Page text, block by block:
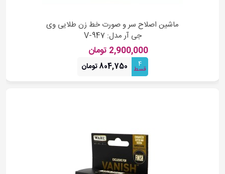
ماشین اصلاح سر و صورت خط زن طلایی وی
جی آر مدل: V-947
2,900,000 تومان
4
قسط 804,750 تومان